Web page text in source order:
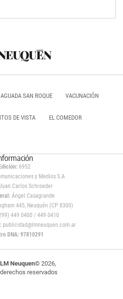
SAN ROQUE VACUNACIÓN
DE VISTA EL COMEDOR
Edición: 6952
y Medios S.A
Carlos Schroeder
Ángel Casagrande
445, Neuquén (CP 8300)
449 0400 / 449 0410
publicidad@lmneuquen.com.ar
DNA: 97810291
LM Neuquen© 2026,
reservados